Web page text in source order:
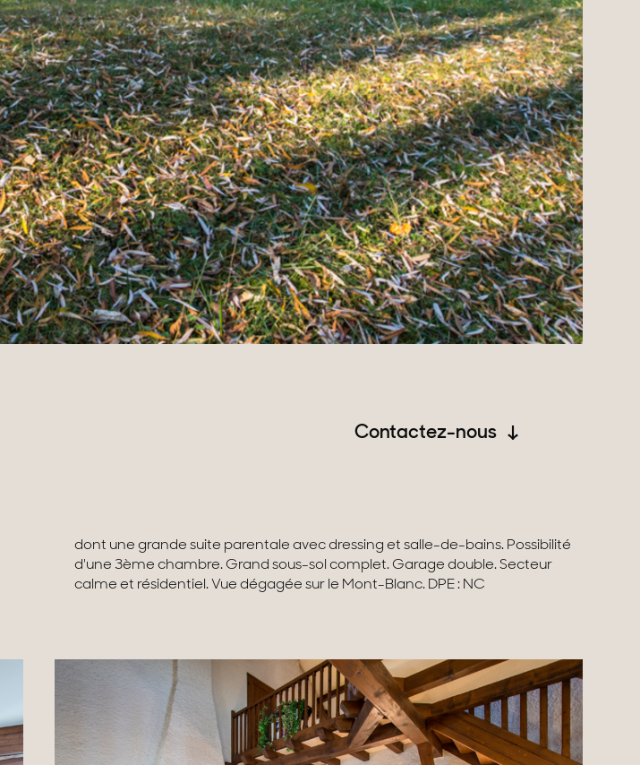
Contactez-nous
calme et résidentiel. Vue dégagée sur le Mont-Blanc. DPE : NC